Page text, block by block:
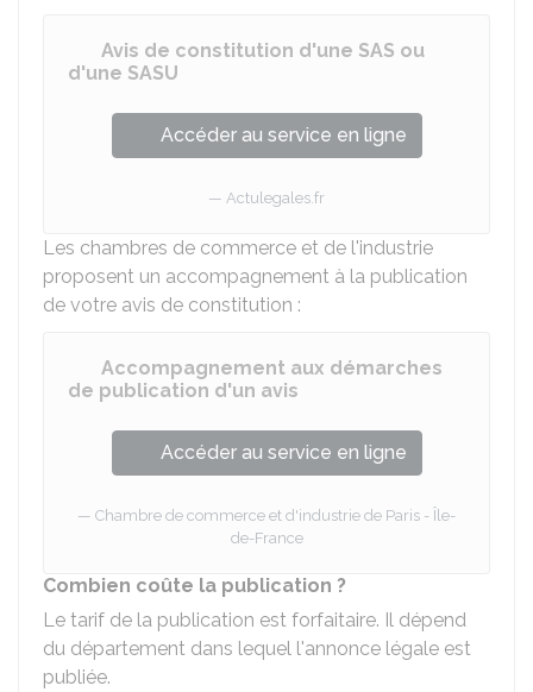
Avis de constitution d'une SAS ou
d'une SASU
Accéder au service en ligne
Actulegales.fr
Les chambres de commerce et de l'industrie
proposent un accompagnement à la publication
de votre avis de constitution :
Accompagnement aux démarches
de publication d'un avis
Accéder au service en ligne
Chambre de commerce et d'industrie de Paris - Île-
de-France
Combien coûte la publication ?
Le tarif de la publication est forfaitaire. Il dépend
du département dans lequel l'annonce légale est
publiée.